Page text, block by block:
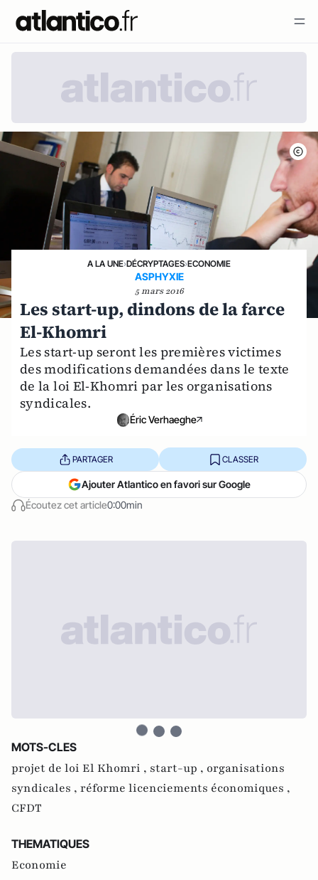
A LA UNE›DÉCRYPTAGES›ECONOMIE
ASPHYXIE
5 mars 2016
Les start-up, dindons de la farce
El-Khomri
Les start-up seront les premières victimes
des modifications demandées dans le texte
de la loi El-Khomri par les organisations
syndicales.
Éric Verhaeghe
Écoutez cet article0:00min
PARTAGER CLASSER
Ajouter Atlantico en favori sur Google
MOTS-CLES
projet de loi El Khomri , start-up , organisations
syndicales , réforme licenciements économiques ,
CFDT
THEMATIQUES
Economie